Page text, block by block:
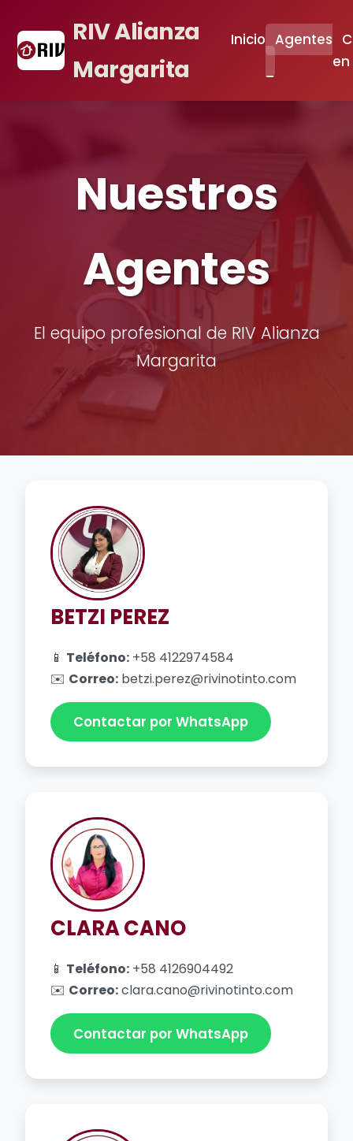
RIV Alianza
Margarita
Inicio Agentes
Nuestros
Agentes
El equipo profesional de RIV Alianza
Margarita
BETZI PEREZ
📱 Teléfono: +58 4122974584
✉️ Correo: betzi.perez@rivinotinto.com
Contactar por WhatsApp
CLARA CANO
📱 Teléfono: +58 4126904492
✉️ Correo:clara.cano@rivinotinto.com
Contactar por WhatsApp